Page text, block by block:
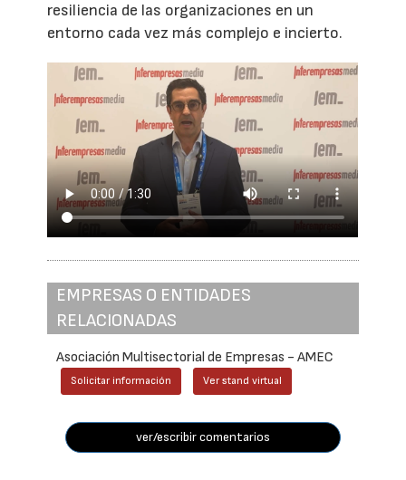
resiliencia de las organizaciones en un
entorno cada vez más complejo e incierto.
EMPRESAS O ENTIDADES
RELACIONADAS
Asociación Multisectorial de Empresas - AMEC
Solicitar información Ver stand virtual
ver/escribir comentarios